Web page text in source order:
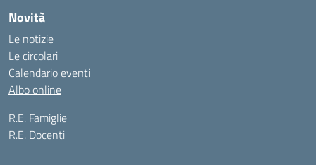
Novità
Le notizie
Le circolari
Calendario eventi
Albo online
R.E. Famiglie
R.E. Docenti